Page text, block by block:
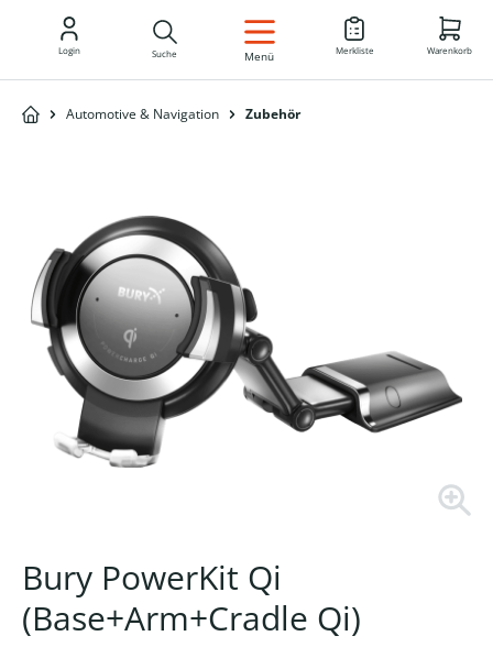
DE
Login Suche Menü Merkliste Warenkorb
Automotive & Navigation Zubehör
Bury PowerKit Qi
(Base+Arm+Cradle Qi)